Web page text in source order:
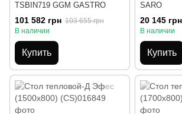
TSBIN719 GGM GASTRO
101 582 грн 103 655 грн
В наличии
Купить
SARO
20 145 грн
В наличии
Купить